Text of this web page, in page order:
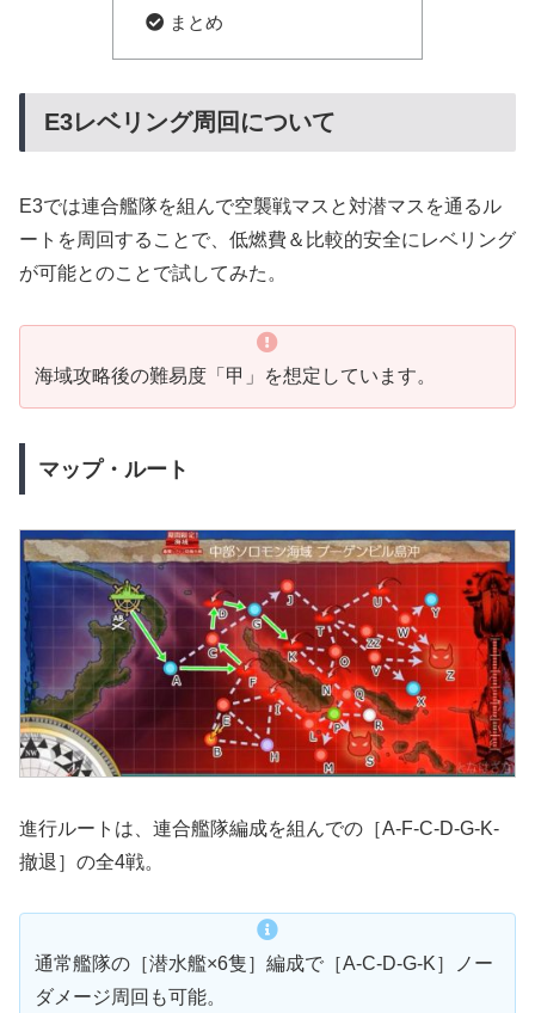
まとめ
E3レベリング周回について
E3では連合艦隊を組んで空襲戦マスと対潜マスを通るル
ートを周回することで、低燃費＆比較的安全にレベリング
が可能とのことで試してみた。
海域攻略後の難易度「甲」を想定しています。
マップ・ルート
進行ルートは、連合艦隊編成を組んでの［A-F-C-D-G-K-
撤退］の全4戦。
通常艦隊の［潜水艦×6隻］編成で［A-C-D-G-K］ノー
ダメージ周回も可能。